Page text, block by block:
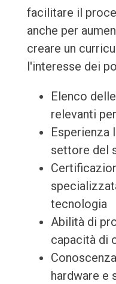
facilitare il
anche per
creare un
l'interesse dei
Elenco
relevanti
Esperienza
settore del
tecnologia
Abilità di
capacità di
hardware e